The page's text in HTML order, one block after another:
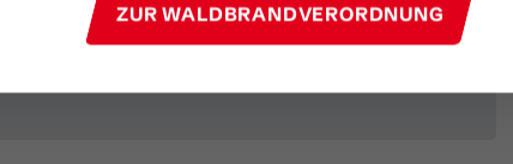
ZUR WALDBRANDVERORDNUNG